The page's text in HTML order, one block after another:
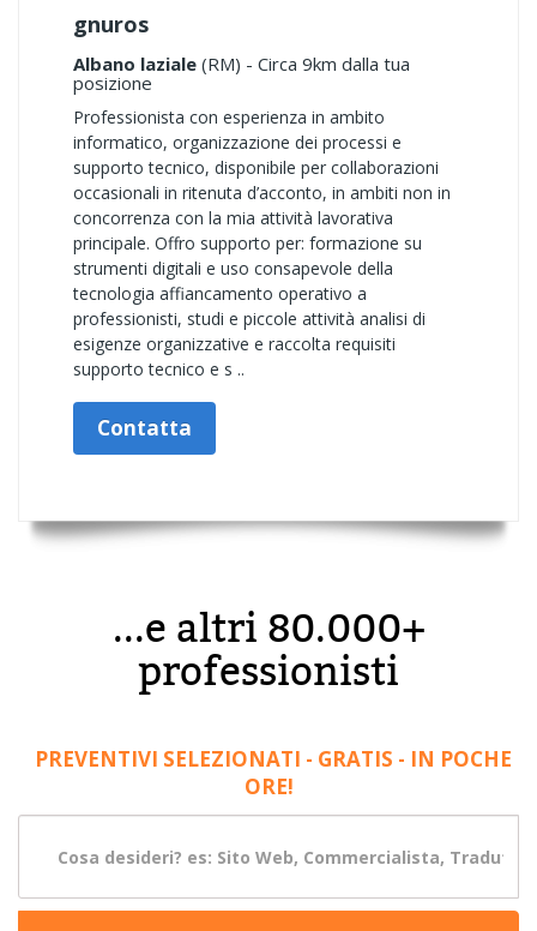
gnuros
Albano laziale (RM) - Circa 9km dalla tua
posizione
Professionista con esperienza in ambito
informatico, organizzazione dei processi e
supporto tecnico, disponibile per collaborazioni
occasionali in ritenuta d’acconto, in ambiti non in
concorrenza con la mia attività lavorativa
principale. Offro supporto per: formazione su
strumenti digitali e uso consapevole della
tecnologia affiancamento operativo a
professionisti, studi e piccole attività analisi di
esigenze organizzative e raccolta requisiti
supporto tecnico e s ..
Contatta
...e altri 80.000+
professionisti
PREVENTIVI SELEZIONATI - GRATIS - IN POCHE
ORE!